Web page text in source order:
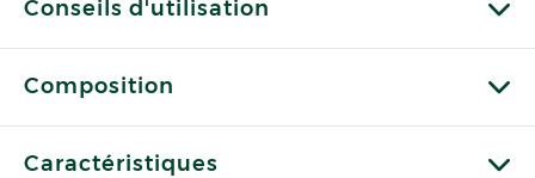
Conseils d'utilisation
Composition
Caractéristiques